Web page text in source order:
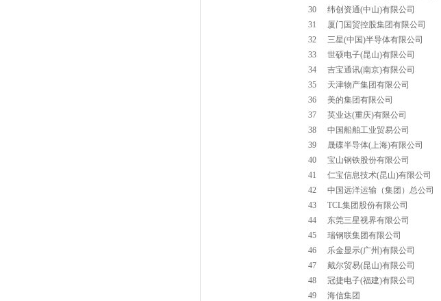
30
纬创资通(中山)有限公司
31
厦门国贸控股集团有限公司
32
三星(中国)半导体有限公司
33
世硕电子(昆山)有限公司
34
吉宝通讯(南京)有限公司
35
天津物产集团有限公司
36
美的集团有限公司
37
英业达(重庆)有限公司
38
中国船舶工业贸易公司
39
晟碟半导体(上海)有限公司
40
宝山钢铁股份有限公司
41
仁宝信息技术(昆山)有限公司
42
中国远洋运输（集团）总公司
43
TCL集团股份有限公司
44
东莞三星视界有限公司
45
瑞钢联集团有限公司
46
乐金显示(广州)有限公司
47
戴尔贸易(昆山)有限公司
48
冠捷电子(福建)有限公司
49
海信集团